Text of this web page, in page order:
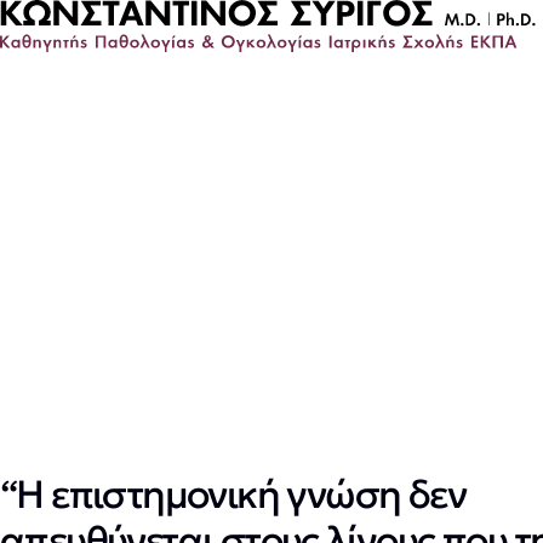
“Η επιστημονική γνώση δεν